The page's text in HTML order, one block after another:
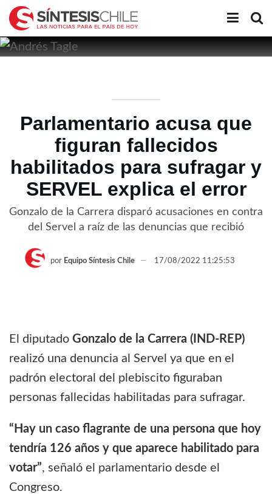
Parlamentario acusa que
figuran fallecidos
habilitados para sufragar y
SERVEL explica el error
Gonzalo de la Carrera disparó acusaciones en contra
del Servel a raíz de las denuncias que recibió
por Equipo Síntesis Chile 17/08/2022 11:25:53
El diputado Gonzalo de la Carrera (IND-REP)
realizó una denuncia al Servel ya que en el
padrón electoral del plebiscito figuraban
personas fallecidas habilitadas para sufragar.
“Hay un caso flagrante de una persona que hoy
tendría 126 años y que aparece habilitado para
votar”, señaló el parlamentario desde el
Congreso.